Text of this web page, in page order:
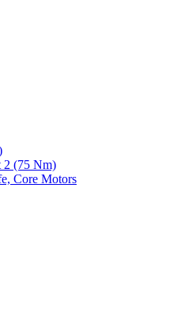
2 (75 Nm)
Core Motors